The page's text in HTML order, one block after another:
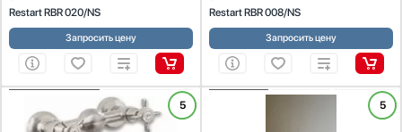
Длина излива, см
Restart RBR 020/NS
Запросить цену
Restart RBR 008/NS
Запросить цену
ХАРАКТЕРИСТИКИ
Цвет:
5 5